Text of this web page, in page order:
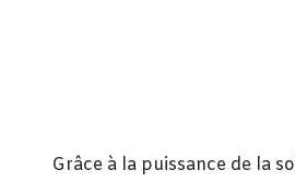
Grâce à la puissance de la